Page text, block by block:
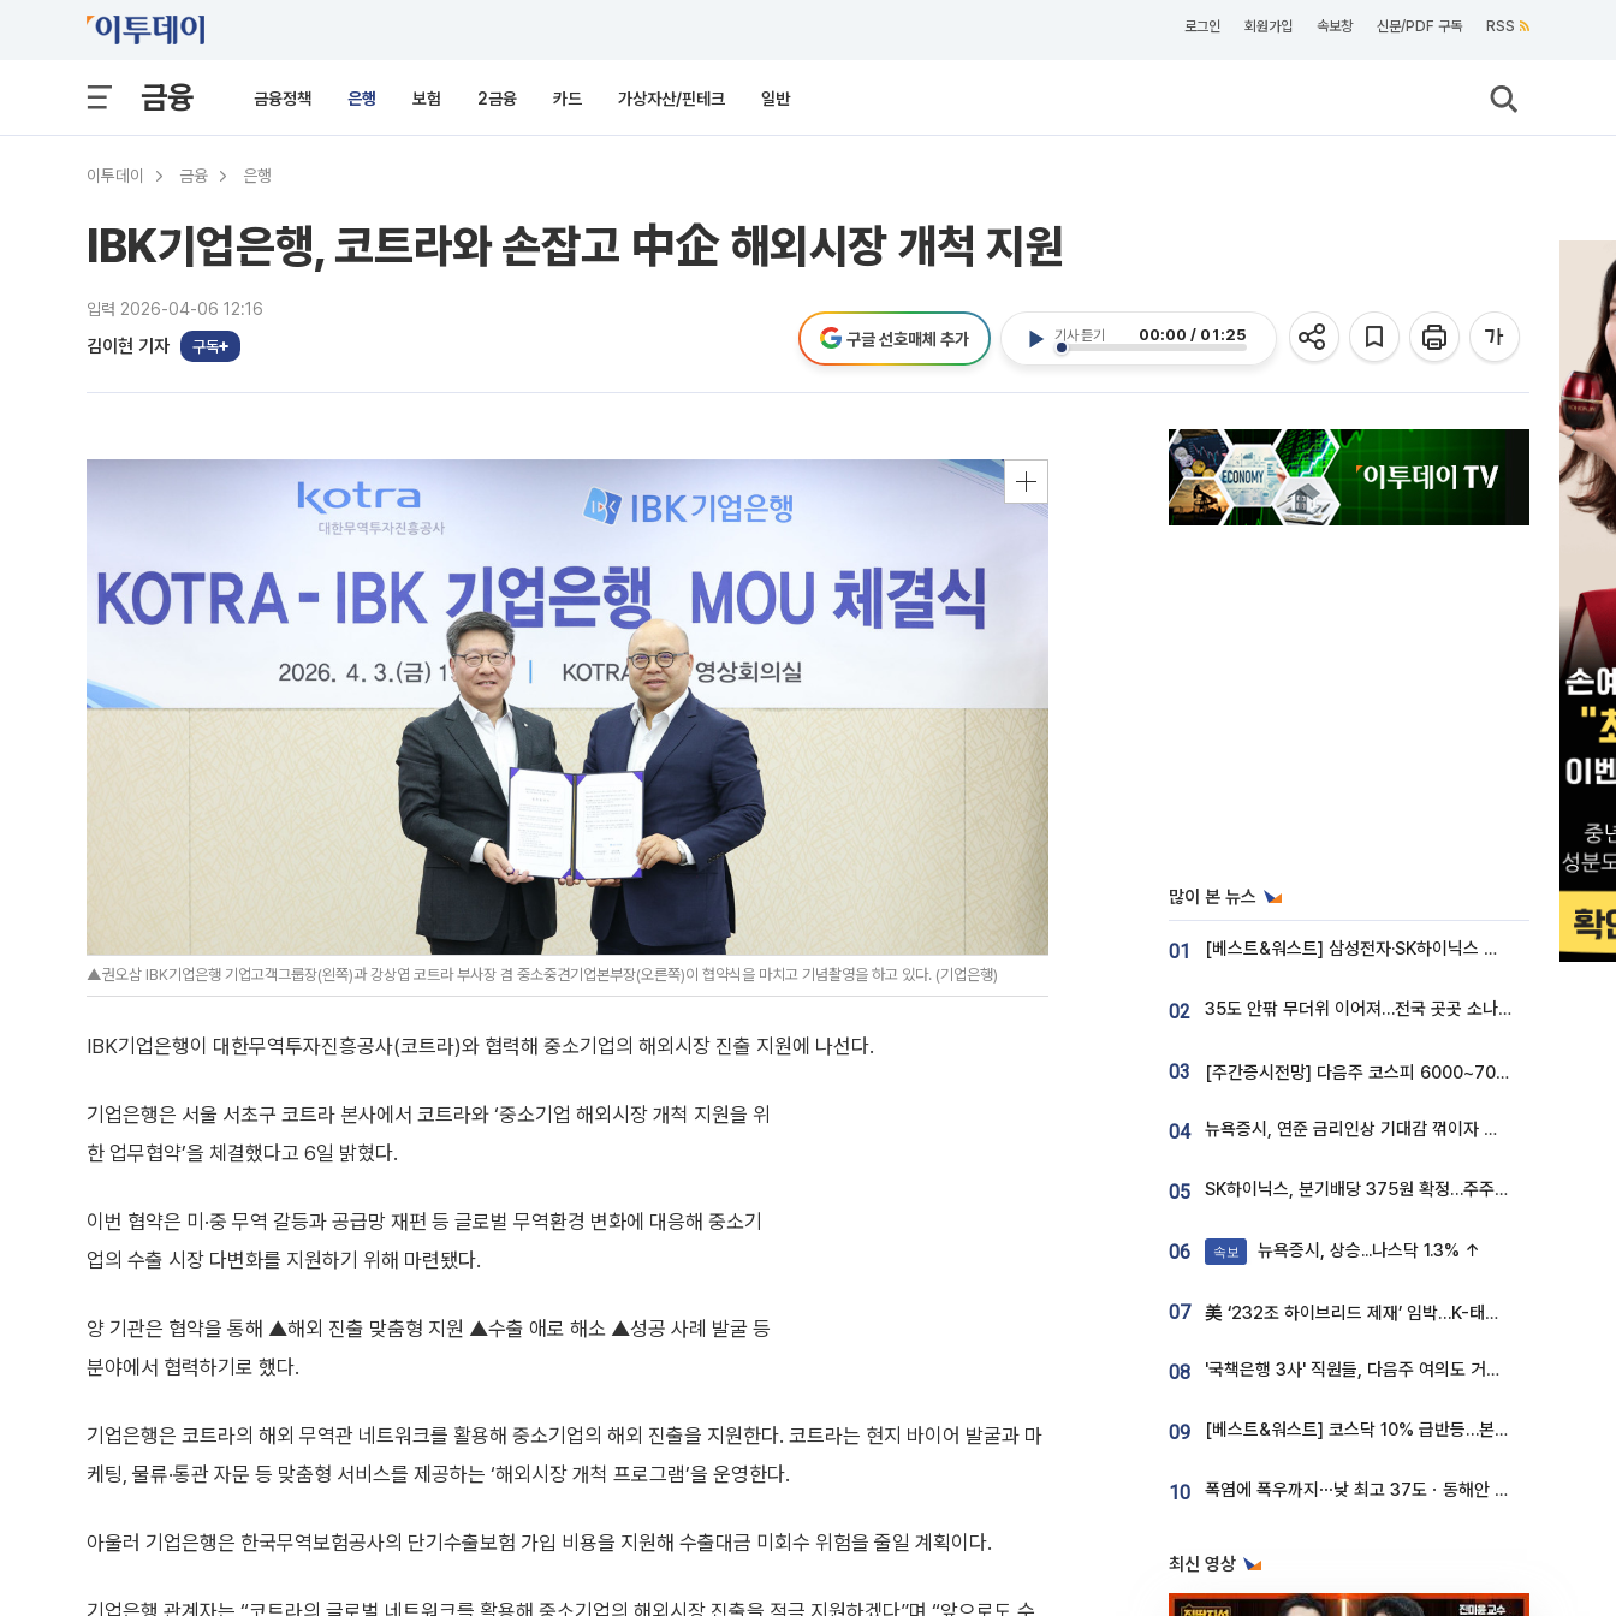
로그인 회원가입 속보창 신문/PDF 구독 RSS
금융 금융정책 은행 보험 2금융 카드 가상자산/핀테크 일반
이투데이 금융 은행
IBK기업은행, 코트라와 손잡고 中企 해외시장 개척 지원
입력 2026-04-06 12:16
김이현 기자 구독
기사 듣기 00:00 / 01:25
구글 선호매체 추가
▲권오삼 IBK기업은행 기업고객그룹장(왼쪽)과 강상엽 코트라 부사장 겸 중소중견기업본부장(오른쪽)이 협약식을 마치고 기념촬영을 하고 있다. (기업은행)
IBK기업은행이 대한무역투자진흥공사(코트라)와 협력해 중소기업의 해외시장 진출 지원에 나선다.
기업은행은 서울 서초구 코트라 본사에서 코트라와 ‘중소기업 해외시장 개척 지원을 위
한 업무협약’을 체결했다고 6일 밝혔다.
이번 협약은 미·중 무역 갈등과 공급망 재편 등 글로벌 무역환경 변화에 대응해 중소기
업의 수출 시장 다변화를 지원하기 위해 마련됐다.
양 기관은 협약을 통해 ▲해외 진출 맞춤형 지원 ▲수출 애로 해소 ▲성공 사례 발굴 등
분야에서 협력하기로 했다.
기업은행은 코트라의 해외 무역관 네트워크를 활용해 중소기업의 해외 진출을 지원한다. 코트라는 현지 바이어 발굴과 마
케팅, 물류·통관 자문 등 맞춤형 서비스를 제공하는 ‘해외시장 개척 프로그램’을 운영한다.
아울러 기업은행은 한국무역보험공사의 단기수출보험 가입 비용을 지원해 수출대금 미회수 위험을 줄일 계획이다.
기업은행 관계자는 “코트라의 글로벌 네트워크를 활용해 중소기업의 해외시장 진출을 적극 지원하겠다”며 “앞으로도 수
많이 본 뉴스
01 [베스트&워스트] 삼성전자·SK하이닉스 밀린 한 주…상상인증권은 85% 급등
02 35도 안팎 무더위 이어져…전국 곳곳 소나기 [오늘 날씨]
03 [주간증시전망] 다음주 코스피 6000~7000⋯“外人 수급은 정책이 변수”
04 뉴욕증시, 연준 금리인상 기대감 꺾이자 상승...S&P500 사상 최고치 [종합]
05 SK하이닉스, 분기배당 375원 확정…주주환원책 9월로 앞당겨 발표
06 속보 뉴욕증시, 상승...나스닥 1.3% ↑
07 美 ‘232조 하이브리드 제재’ 임박…K-태양광, 불확실성 털고 날개 다나
08 '국책은행 3사' 직원들, 다음주 여의도 거리 나서는 까닭은
09 [베스트&워스트] 코스닥 10% 급반등…본느, 최대주주 변경 기대에 270% 폭등
10 폭염에 폭우까지⋯낮 최고 37도ㆍ동해안 강한 비 [날씨]
최신 영상